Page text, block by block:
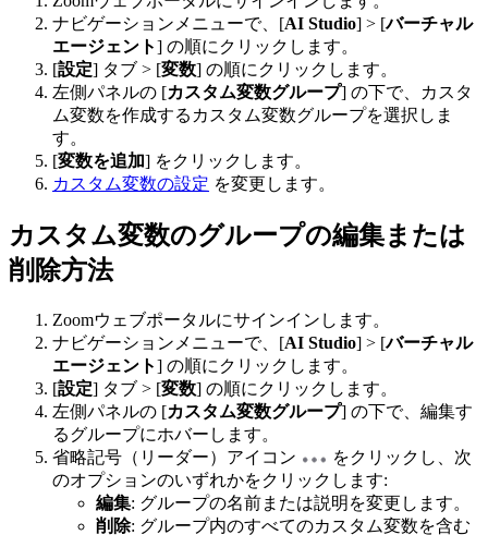
ナビゲーションメニューで、[AI Studio] > [バーチャル
エージェント] の順にクリックします。
[設定] タブ > [変数] の順にクリックします。
左側パネルの [カスタム変数グループ] の下で、カスタ
ム変数を作成するカスタム変数グループを選択しま
す。
[変数を追加] をクリックします。
カスタム変数の設定 を変更します。
カスタム変数のグループの編集または
削除方法
Zoomウェブポータルにサインインします。
ナビゲーションメニューで、[AI Studio] > [バーチャル
エージェント] の順にクリックします。
[設定] タブ > [変数] の順にクリックします。
左側パネルの [カスタム変数グループ] の下で、編集す
るグループにホバーします。
省略記号（リーダー）アイコン
をクリックし、次
のオプションのいずれかをクリックします:
編集: グループの名前または説明を変更します。
削除: グループ内のすべてのカスタム変数を含む